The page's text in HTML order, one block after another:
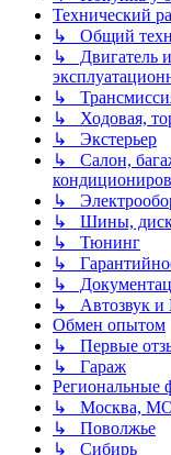
Технический
↳ Общий
↳ Двигатель и
↳
↳ Ходовая,
↳ Экстерьер
↳ Салон,
↳
↳ Шины,
↳ Тюнинг
↳
↳
↳ Автозвук и
Обмен опытом
↳ Первые
↳ Гараж
Региональные
↳ Москва, МО
↳ Поволжье
↳ Сибирь